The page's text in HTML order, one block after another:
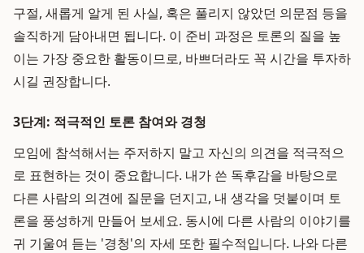
구절, 새롭게 알게 된 사실, 혹은 풀리지 않았던 의문점 등을
솔직하게 담아내면 됩니다. 이 준비 과정은 토론의 질을 높
이는 가장 중요한 활동이므로, 바쁘더라도 꼭 시간을 투자하
시길 권장합니다.
3단계: 적극적인 토론 참여와 경청
모임에 참석해서는 주저하지 말고 자신의 의견을 적극적으
로 표현하는 것이 중요합니다. 내가 쓴 독후감을 바탕으로
다른 사람의 의견에 질문을 던지고, 내 생각을 덧붙이며 토
론을 풍성하게 만들어 보세요. 동시에 다른 사람의 이야기를
귀 기울여 듣는 '경청'의 자세 또한 필수적입니다. 나와 다른